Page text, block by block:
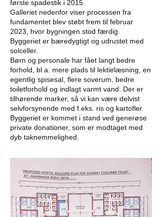
første spadestik i 2015.
Galleriet nedenfor viser processen fra
fundamentet blev støbt frem til februar
2023, hvor bygningen stod færdig.
Byggeriet er bæredygtigt og udrustet med
solceller.
Børn og personale har fået langt bedre
forhold, bl.a. mere plads til lektielæsning, en
egentlig spisesal, flere soverum, bedre
toiletforhold og indlagt varmt vand. Der er
tilhørende marker, så vi kan være delvist
selvforsynende med f.eks. ris og kartofler.
Byggeriet er kommet i stand ved generøse
private donationer, som er modtaget med
dyb taknemmelighed.